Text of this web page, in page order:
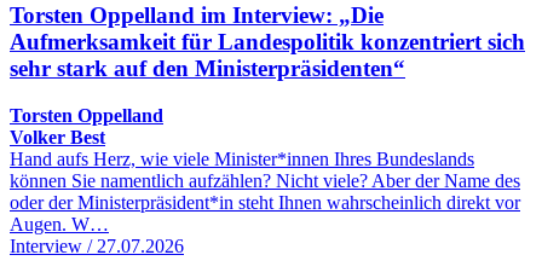
Torsten Oppelland im Interview: „Die
Aufmerksamkeit für Landespolitik konzentriert sich
sehr stark auf den Ministerpräsidenten“
Torsten Oppelland
Volker Best
Hand aufs Herz, wie viele Minister*innen Ihres Bundeslands
können Sie namentlich aufzählen? Nicht viele? Aber der Name des
oder der Ministerpräsident*in steht Ihnen wahrscheinlich direkt vor
Augen. W…
Interview / 27.07.2026